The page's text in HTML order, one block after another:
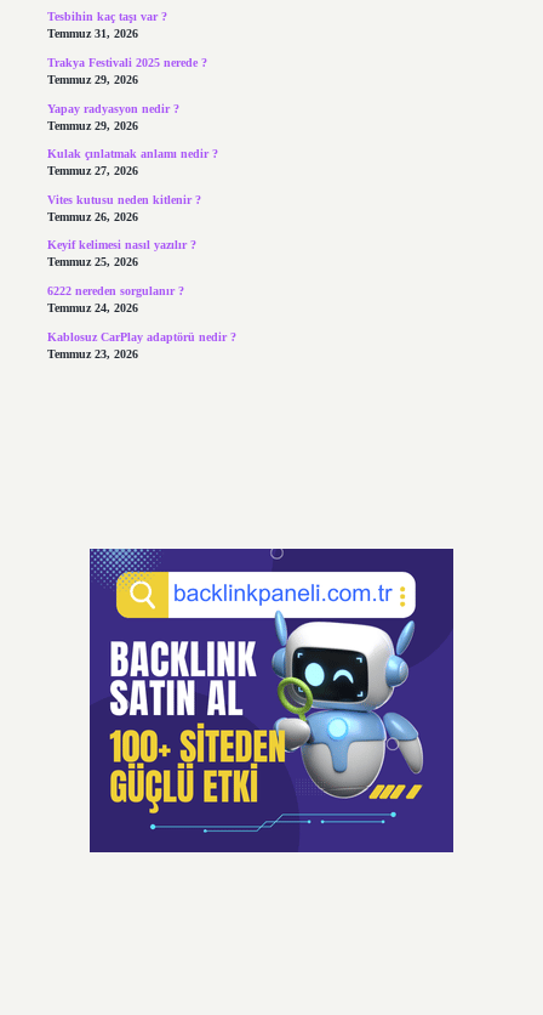
Tesbihin kaç taşı var ?
Temmuz 31, 2026
Trakya Festivali 2025 nerede ?
Temmuz 29, 2026
Yapay radyasyon nedir ?
Temmuz 29, 2026
Kulak çınlatmak anlamı nedir ?
Temmuz 27, 2026
Vites kutusu neden kitlenir ?
Temmuz 26, 2026
Keyif kelimesi nasıl yazılır ?
Temmuz 25, 2026
6222 nereden sorgulanır ?
Temmuz 24, 2026
Kablosuz CarPlay adaptörü nedir ?
Temmuz 23, 2026